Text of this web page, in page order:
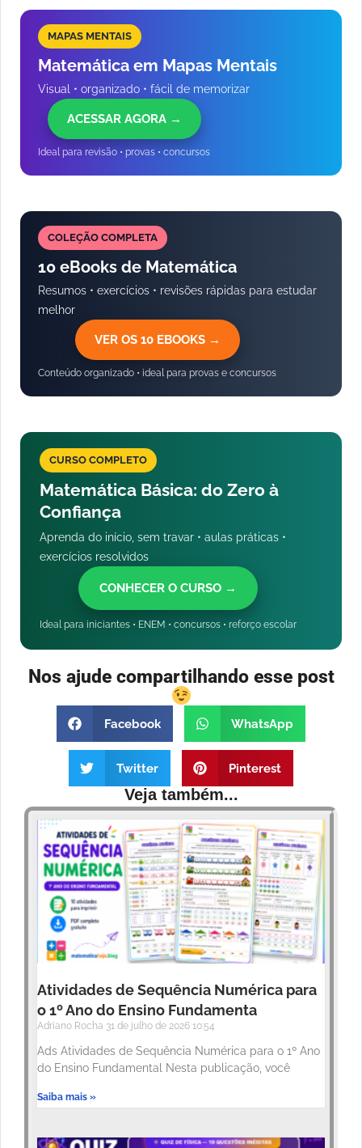
MAPAS MENTAIS
Matemática em Mapas Mentais
Visual • organizado • fácil de memorizar
ACESSAR AGORA →
Ideal para revisão • provas • concursos
COLEÇÃO COMPLETA
10 eBooks de Matemática
Resumos • exercícios • revisões rápidas para estudar
melhor
VER OS 10 EBOOKS →
Conteúdo organizado • ideal para provas e concursos
CURSO COMPLETO
Matemática Básica: do Zero à
Confiança
Aprenda do início, sem travar • aulas práticas •
exercícios resolvidos
CONHECER O CURSO →
Ideal para iniciantes • ENEM • concursos • reforço escolar
Nos ajude compartilhando esse post
Facebook WhatsApp
Twitter Pinterest
Veja também...
Atividades de Sequência Numérica para
o 1º Ano do Ensino Fundamenta
Adriano Rocha 31 de julho de 2026 10:54
Ads Atividades de Sequência Numérica para o 1º Ano
do Ensino Fundamental Nesta publicação, você
Saiba mais »